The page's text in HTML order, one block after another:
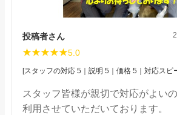
投稿者さん
5.0
[スタッフの対応 5｜説明 5｜価格 5｜対応スピ
スタッフ皆様が親切で対応がよい
利用させていただいております。